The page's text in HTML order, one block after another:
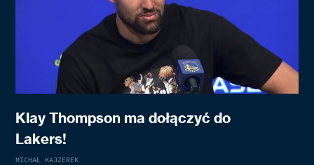
Klay Thompson ma dołączyć do
Lakers!
MICHAŁ KAJZEREK